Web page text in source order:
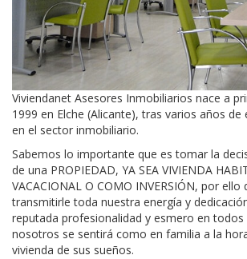
Viviendanet Asesores Inmobiliarios nace a
1999 en Elche (Alicante), tras varios años de
en el sector inmobiliario.
Sabemos lo importante que es tomar la
de una PROPIEDAD, YA SEA VIVIENDA
VACACIONAL O COMO INVERSIÓN, por ello
transmitirle toda nuestra energía y
reputada profesionalidad y esmero en todos
nosotros se sentirá como en familia a la
vivienda de sus sueños.